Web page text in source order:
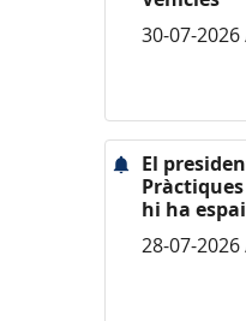
30-07-
El
hi ha
28-07-